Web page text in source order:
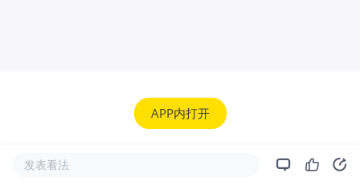
APP内打开
发表看法